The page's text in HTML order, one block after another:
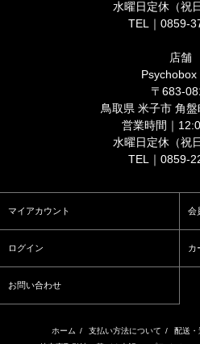
水曜日定休（祝
TEL｜0859-
店舗
Psychobox
〒683-
鳥取県 米子市 角
営業時間｜
水曜日定休（祝
TEL｜0859-
マイアカウント 会
ログイン カ
お問い合わせ
ホーム / 支払い方法について / 配送・